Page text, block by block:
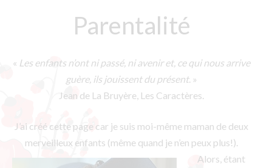
Parentalité
« Les enfants n’ont ni passé, ni avenir et, ce qui nous arrive
guère, ils jouissent du présent. »
Jean de La Bruyère, Les Caractères.
J’ai créé cette page car je suis moi-même maman de deux
merveilleux enfants (même quand je n’en peux plus!).
Alors, étant